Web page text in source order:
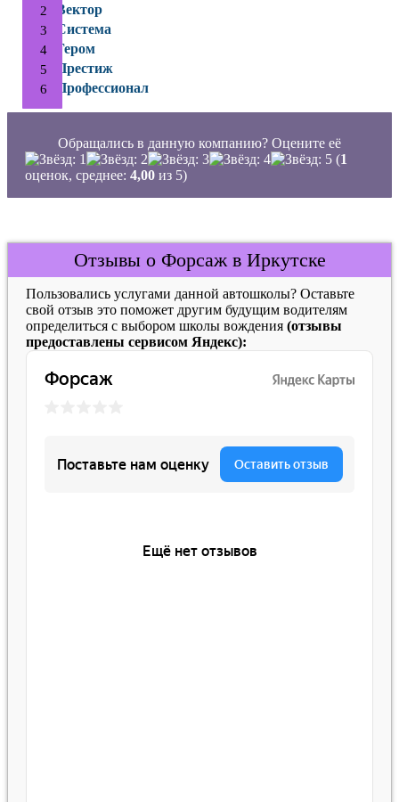
Вектор
Система
Гером
Престиж
Профессионал
Обращались в данную компанию? Оцените её
(1
оценок, среднее: 4,00 из 5)
Отзывы о Форсаж в Иркутске
Пользовались услугами данной автошколы? Оставьте
свой отзыв это поможет другим будущим водителям
определиться с выбором школы вождения (отзывы
предоставлены сервисом Яндекс):